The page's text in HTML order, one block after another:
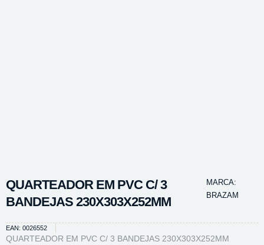
QUARTEADOR EM PVC C/ 3
BANDEJAS 230X303X252MM
MARCA:
BRAZAM
EAN: 0026552
QUARTEADOR EM PVC C/ 3 BANDEJAS 230X303X252MM